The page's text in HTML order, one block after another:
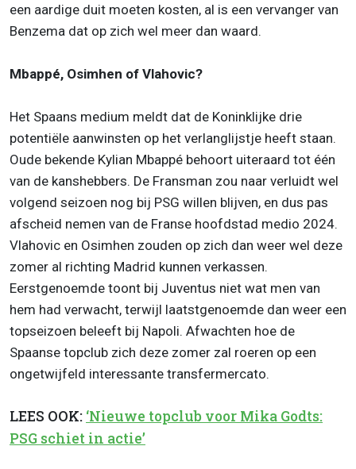
een aardige duit moeten kosten, al is een vervanger van
Benzema dat op zich wel meer dan waard.
Mbappé, Osimhen of Vlahovic?
Het Spaans medium meldt dat de Koninklijke drie
potentiële aanwinsten op het verlanglijstje heeft staan.
Oude bekende Kylian Mbappé behoort uiteraard tot één
van de kanshebbers. De Fransman zou naar verluidt wel
volgend seizoen nog bij PSG willen blijven, en dus pas
afscheid nemen van de Franse hoofdstad medio 2024.
Vlahovic en Osimhen zouden op zich dan weer wel deze
zomer al richting Madrid kunnen verkassen.
Eerstgenoemde toont bij Juventus niet wat men van
hem had verwacht, terwijl laatstgenoemde dan weer een
topseizoen beleeft bij Napoli. Afwachten hoe de
Spaanse topclub zich deze zomer zal roeren op een
ongetwijfeld interessante transfermercato.
LEES OOK: ‘Nieuwe topclub voor Mika Godts:
PSG schiet in actie’